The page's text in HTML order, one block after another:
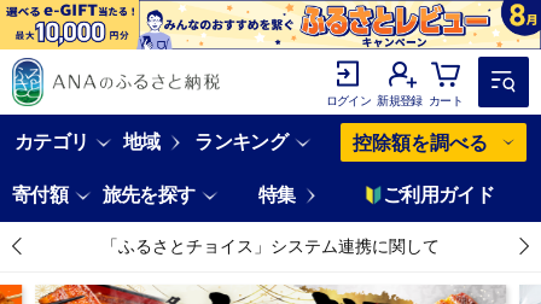
ログイン 新規登録 カート
カテゴリ 地域 ランキング 控除額を調べる
寄付額 旅先を探す 特集 ご利用ガイド
「ふるさとチョイス」システム連携に関して